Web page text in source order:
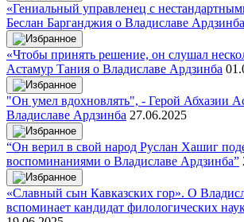
«Гениальный управленец с
Беслан Барганджия о Владиславе Ардзинба
«Чтобы принять решение, он слушал
Астамур Тания о Владиславе Ардзинба
"Он умел вдохновлять", - Герой Абхазии
Владиславе Ардзинба 27.06.2025
“Он верил в свой народ Руслан Хашиг
воспоминаниями о Владиславе Ардзинба”
«Славный сын Кавказских гор». О
вспоминает кандидат филологических